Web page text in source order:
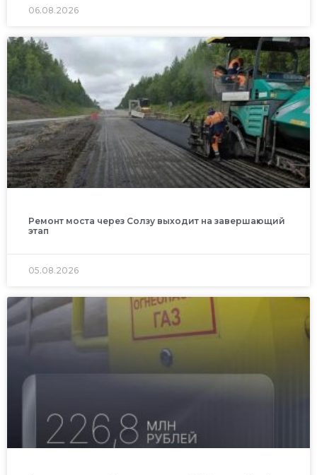
06.08.2026
Ремонт моста через Солзу выходит на завершающий
этап
05.08.2026